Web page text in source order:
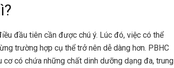
đầu tiên cần được chú ý. Lúc đó, việc có thể
trường hợp cụ thể trở nên dễ dàng hơn. PBHC
có chứa những chất dinh dưỡng dạng đa, trung